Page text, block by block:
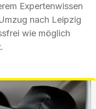
Expertenwissen
nach Leipzig
wie möglich